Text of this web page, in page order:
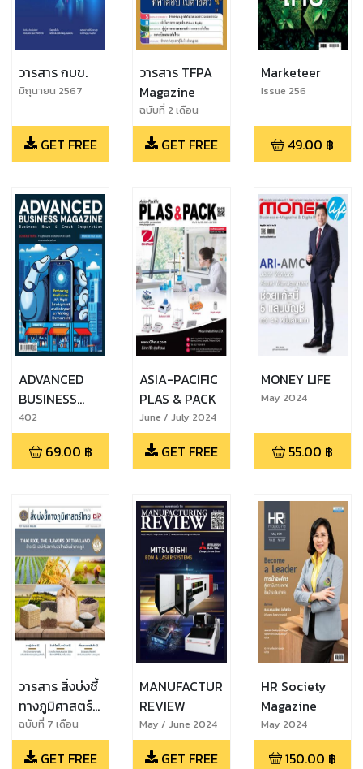
วารสาร กบข.
มิถุนายน 2567
GET FREE
วารสาร TFPA
Magazine
ฉบับที่ 2 เดือน
มิถุนายน 2567
GET FREE
Marketeer
Issue 256
49.00 ฿
ADVANCED
BUSINESS
MAGAZINE
402
69.00 ฿
ASIA-PACIFIC
PLAS & PACK
June / July 2024
GET FREE
MONEY LIFE
May 2024
55.00 ฿
วารสาร สิ่งบ่งชี้
ทางภูมิศาสตร์
ไทย
ฉบับที่ 7 เดือน
เมษายน 2567
GET FREE
MANUFACTURING
REVIEW
May / June 2024
GET FREE
HR Society
Magazine
May 2024
150.00 ฿